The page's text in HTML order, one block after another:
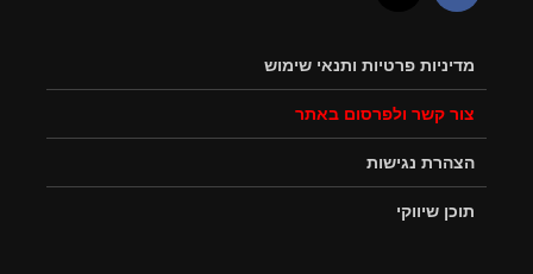
מדיניות פרטיות ותנאי שימוש
צור קשר ולפרסום באתר
הצהרת נגישות
תוכן שיווקי